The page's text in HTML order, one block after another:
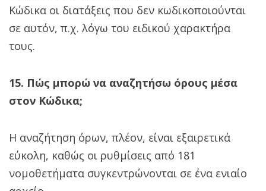
Κώδικα οι διατάξεις που δεν κωδικοποιούνται
σε αυτόν, π.χ. λόγω του ειδικού χαρακτήρα
τους.
15. Πώς μπορώ να αναζητήσω όρους μέσα
στον Κώδικα;
Η αναζήτηση όρων, πλέον, είναι εξαιρετικά
εύκολη, καθώς οι ρυθμίσεις από 181
νομοθετήματα συγκεντρώνονται σε ένα ενιαίο